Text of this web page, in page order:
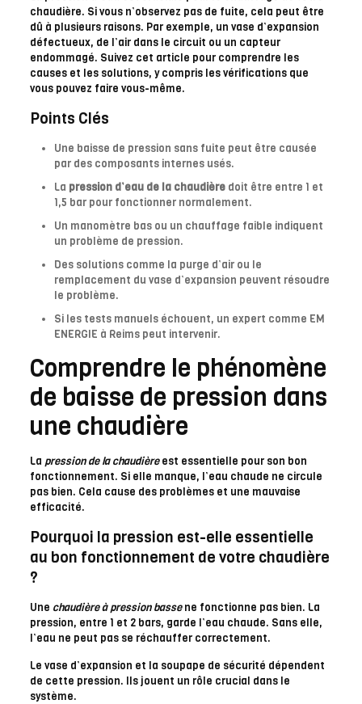
chaudière. Si vous n’observez pas de fuite, cela peut être
dû à plusieurs raisons. Par exemple, un vase d’expansion
défectueux, de l’air dans le circuit ou un capteur
endommagé. Suivez cet article pour comprendre les
causes et les solutions, y compris les vérifications que
vous pouvez faire vous-même.
Points Clés
Une baisse de pression sans fuite peut être causée
par des composants internes usés.
La pression d’eau de la chaudièredoit être entre 1 et
1,5 bar pour fonctionner normalement.
Un manomètre bas ou un chauffage faible indiquent
un problème de pression.
Des solutions comme la purge d’air ou le
remplacement du vase d’expansion peuvent résoudre
le problème.
Si les tests manuels échouent, un expert comme EM
ENERGIE à Reims peut intervenir.
Comprendre le phénomène
de baisse de pression dans
une chaudière
La pression de la chaudièreest essentielle pour son bon
fonctionnement. Si elle manque, l’eau chaude ne circule
pas bien. Cela cause des problèmes et une mauvaise
efficacité.
Pourquoi la pression est-elle essentielle
au bon fonctionnement de votre chaudière
?
Une chaudière à pression bassene fonctionne pas bien. La
pression, entre 1 et 2 bars, garde l’eau chaude. Sans elle,
l’eau ne peut pas se réchauffer correctement.
Le vase d’expansion et la soupape de sécurité dépendent
de cette pression. Ils jouent un rôle crucial dans le
système.